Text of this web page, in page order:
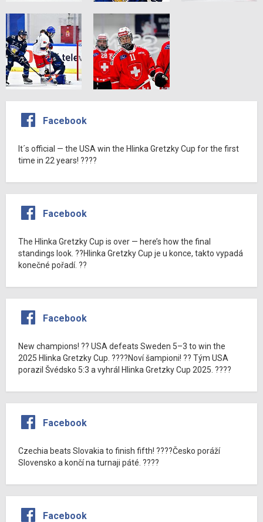
Facebook
It´s official — the USA win the Hlinka Gretzky Cup for the first
time in 22 years! ????
Facebook
The Hlinka Gretzky Cup is over — here’s how the final
standings look. ??Hlinka Gretzky Cup je u konce, takto vypadá
konečné pořadí. ??
Facebook
New champions! ?? USA defeats Sweden 5–3 to win the
2025 Hlinka Gretzky Cup. ????Noví šampioni! ?? Tým USA
porazil Švédsko 5:3 a vyhrál Hlinka Gretzky Cup 2025. ????
Facebook
Czechia beats Slovakia to finish fifth! ????Česko poráží
Slovensko a končí na turnaji páté. ????
Facebook